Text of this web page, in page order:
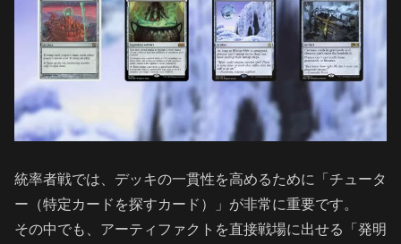
統率者戦では、デッキの一貫性を高めるために「チュータ
ー（特定カードを探すカード）」が非常に重要です。
その中でも、アーティファクトを直接戦場に出せる「発明